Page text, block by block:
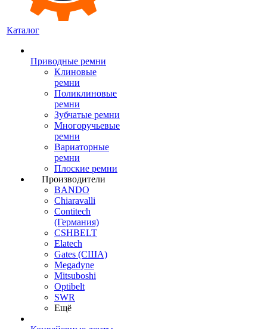
Каталог
Приводные ремни
Клиновые
ремни
Поликлиновые
ремни
Зубчатые ремни
Многоручьевые
ремни
Вариаторные
ремни
Плоские ремни
Производители
BANDO
Chiaravalli
Contitech
(Германия)
CSHBELT
Elatech
Gates (США)
Megadyne
Mitsuboshi
Optibelt
SWR
Ещё